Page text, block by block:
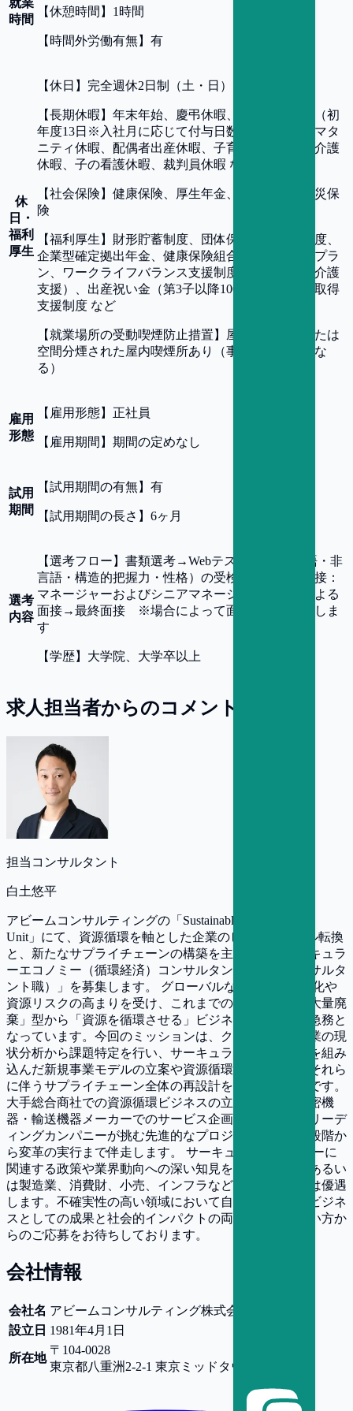
時間
【休憩時間 】 1時間
【 時間外労働有無】 有
休
日・
福利
厚生
【休日 】 完全週休2日制（土・日）、祝日
【長期休暇 】 年末年始、慶弔休暇、年次有給休暇（初
年度13日※入社月に応じて付与日数変動あり）、マタ
ニティ休暇、配偶者出産休暇、子育て支援休暇、介護
休暇、子の看護休暇、裁判員休暇 など
【社会保険 】 健康保険、厚生年金、雇用保険、労災保
険
【福利厚生 】 財形貯蓄制度、団体保険、退職金制度、
企業型確定拠出年金、健康保険組合カフェテリアプラ
ン、ワークライフバランス支援制度（育児支援、介護
支援）、出産祝い金（第3子以降100万円）、資格取得
支援制度 など
【 就業場所の受動喫煙防止措置 】
屋内全面禁煙または
空間分煙された屋内喫煙所あり（事業所により異な
る）
雇用
形態
【 雇用形態】 正社員
【 雇用期間 】 期間の定めなし
試用
期間
【試用期間の有無】 有
【試用期間の長さ 】 6ヶ月
選考
内容
【選考フロー 】 書類選考→Webテスト：SPI（言語・非
言語・構造的把握力・性格）の受検→1次・2次面接：
マネージャーおよびシニアマネージャークラスによる
面接→最終面接 ※場合によって面接回数が前後しま
す
【学歴】 大学院、大学卒以上
求人担当者からのコメント
担当コンサルタント
白土悠平
アビームコンサルティングの「Sustainable SCM Strategy
Unit」にて、資源循環を軸とした企業のビジネスモデル転換
と、新たなサプライチェーンの構築を主導する「サーキュラ
ーエコノミー（循環経済）コンサルタント（戦略コンサルタ
ント職）」を募集します。 グローバルな環境規制の強化や
資源リスクの高まりを受け、これまでの「大量生産・大量廃
棄」型から「資源を循環させる」ビジネスへの変革が急務と
なっています。今回のミッションは、クライアント企業の現
状分析から課題特定を行い、サーキュラーエコノミーを組み
込んだ新規事業モデルの立案や資源循環戦略の構築、それら
に伴うサプライチェーン全体の再設計を支援することです。
大手総合商社での資源循環ビジネスの立ち上げや、精密機
器・輸送機器メーカーでのサービス企画など、業界のリーデ
ィングカンパニーが挑む先進的なプロジェクトの構想段階か
ら変革の実行まで伴走します。 サーキュラーエコノミーに
関連する政策や業界動向への深い知見をお持ちの方、あるい
は製造業、消費財、小売、インフラなどの実務経験者は優遇
します。不確実性の高い領域において自律的に考え、ビジネ
スとしての成果と社会的インパクトの両立を追求したい方か
らのご応募をお待ちしております。
会社情報
会社名 アビームコンサルティング株式会社
設立日 1981年4月1日
所在地
〒104-0028
東京都八重洲2-2-1 東京ミッドタウン八重洲